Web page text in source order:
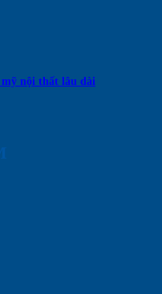
nội thất lâu dài